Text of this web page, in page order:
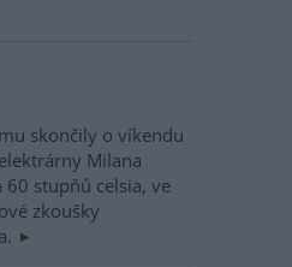
skončily o víkendu
Milana
60 stupňů celsia, ve
zkoušky